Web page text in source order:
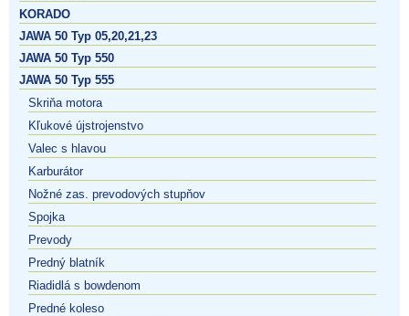
KORADO
JAWA 50 Typ 05,20,21,23
JAWA 50 Typ 550
JAWA 50 Typ 555
Skriňa motora
Kľukové újstrojenstvo
Valec s hlavou
Karburátor
Nožné zas. prevodových stupňov
Spojka
Prevody
Predný blatník
Riadidlá s bowdenom
Predné koleso